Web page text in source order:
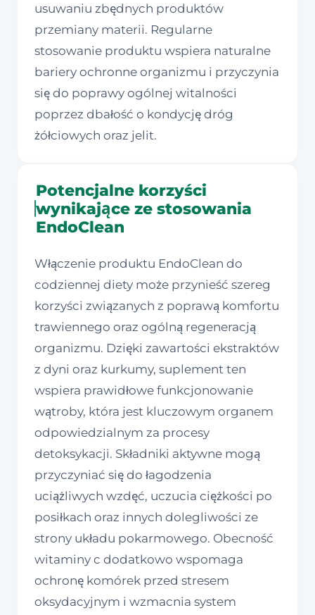
usuwaniu zbędnych produktów
przemiany materii. Regularne
stosowanie produktu wspiera naturalne
bariery ochronne organizmu i przyczynia
się do poprawy ogólnej witalności
poprzez dbałość o kondycję dróg
żółciowych oraz jelit.
Potencjalne korzyści
wynikające ze stosowania
EndoClean
Włączenie produktu EndoClean do
codziennej diety może przynieść szereg
korzyści związanych z poprawą komfortu
trawiennego oraz ogólną regeneracją
organizmu. Dzięki zawartości ekstraktów
z dyni oraz kurkumy, suplement ten
wspiera prawidłowe funkcjonowanie
wątroby, która jest kluczowym organem
odpowiedzialnym za procesy
detoksykacji. Składniki aktywne mogą
przyczyniać się do łagodzenia
uciążliwych wzdęć, uczucia ciężkości po
posiłkach oraz innych dolegliwości ze
strony układu pokarmowego. Obecność
witaminy c dodatkowo wspomaga
ochronę komórek przed stresem
oksydacyjnym i wzmacnia system